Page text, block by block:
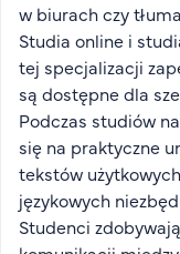
Strefa wiedzy
Kontakt
Górny pasek
Rekrutacja
Platforma zdalnego nauczania
Wirtualny Pokój Studenta
w biurach czy
Studia online i
tej specjalizacji
są dostępne dla
Podczas studiów
się na praktyczne
tekstów
językowych
Studenci